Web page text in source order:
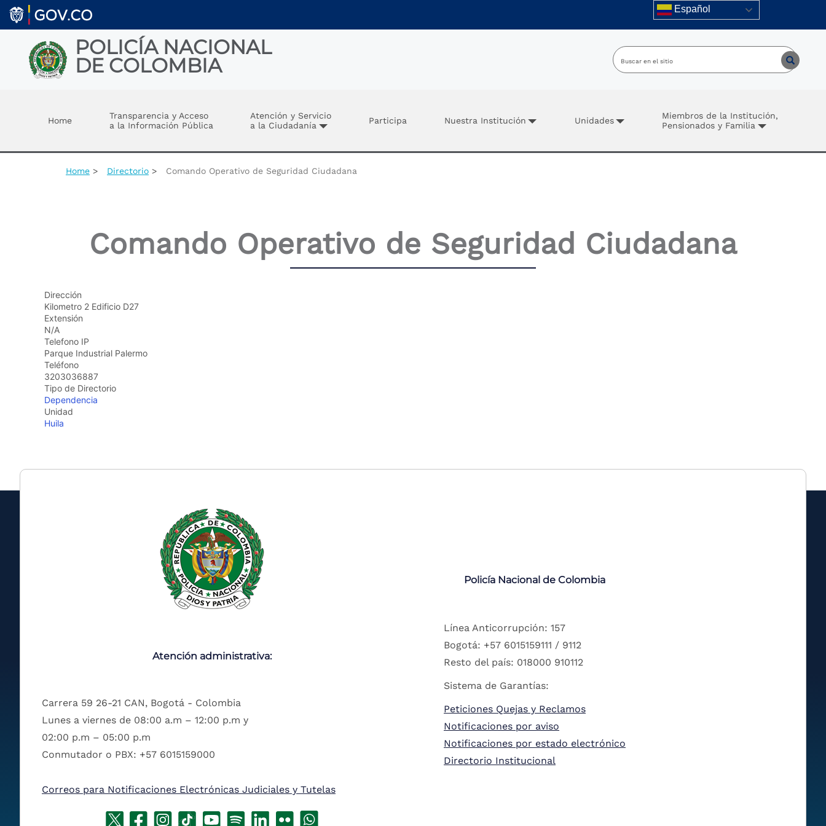
Skip to main content Español
POLICÍA NACIONAL
DE COLOMBIA
Home
Transparencia y Acceso
a la Información Pública
Atención y Servicio
a la Ciudadanía
Participa Nuestra Institución Unidades
Miembros de la Institución,
Pensionados y Familia
Home Directorio Comando Operativo de Seguridad Ciudadana
Comando Operativo de Seguridad Ciudadana
Dirección
Kilometro 2 Edificio D27
Extensión
N/A
Telefono IP
Parque Industrial Palermo
Teléfono
3203036887
Tipo de Directorio
Dependencia
Unidad
Huila
Atención administrativa:
Carrera 59 26-21 CAN, Bogotá - Colombia
Lunes a viernes de 08:00 a.m – 12:00 p.m y
02:00 p.m – 05:00 p.m
Conmutador o PBX: +57 6015159000
Correos para Notificaciones Electrónicas Judiciales y Tutelas
Policía Nacional de Colombia
Línea Anticorrupción: 157
Bogotá: +57 6015159111 / 9112
Resto del país: 018000 910112
Sistema de Garantías:
Peticiones Quejas y Reclamos
Notificaciones por aviso
Notificaciones por estado electrónico
Directorio Institucional